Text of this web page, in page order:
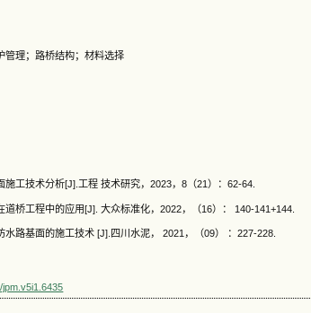
管理；路桥结构；材料选择
施工技术分析[J].工程 技术研究，2023，8（21）：62-64.
桥工程中的应用[J]. 大众标准化，2022，（16）： 140-141+144.
水路基面的施工技术 [J].四川水泥， 2021，（09） ：227-228.